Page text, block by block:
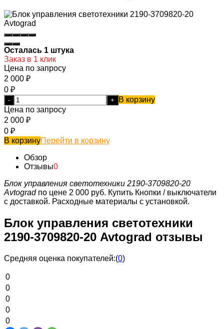
Осталась 1 штука
Заказ в 1 клик
Цена по запросу
2 000 ₽
0 ₽
- +
В корзину
Цена по запросу
2 000 ₽
0 ₽
В корзинуПерейти в корзину
Обзор
Отзывы0
Блок управления светотехники 2190-3709820-20
Avtogradпо цене 2 000 руб. Купить Кнопки / выключатели
с доставкой. Расходные материалы с установкой.
Блок управления светотехники
2190-3709820-20 Avtograd отзывы
Средняя оценка покупателей:(0)
0
0
0
0
0